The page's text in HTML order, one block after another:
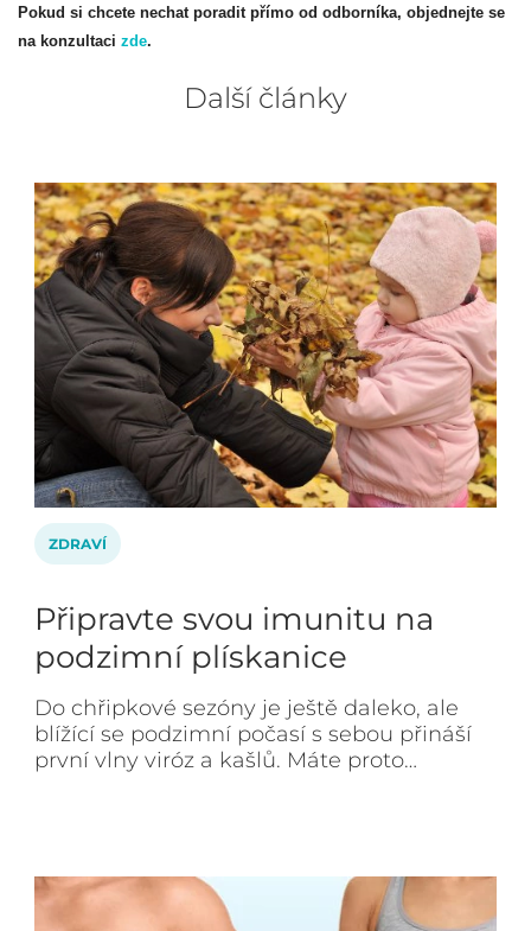
Pokud si chcete nechat poradit přímo od odborníka, objednejte se
na konzultaci zde.
Další články
ZDRAVÍ
Připravte svou imunitu na
podzimní plískanice
Do chřipkové sezóny je ještě daleko, ale
blížící se podzimní počasí s sebou přináší
první vlny viróz a kašlů. Máte proto…